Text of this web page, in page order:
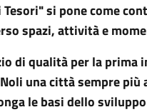
si pone come
spazi, attività e
di qualità per la
una città sempre
le basi dello